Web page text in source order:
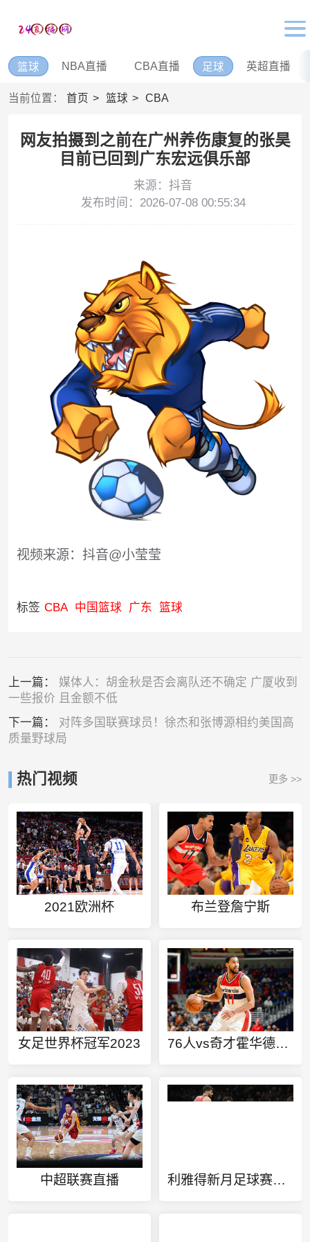
篮球 NBA直播 CBA直播 足球 英超直播
当前位置： 首页 篮球 CBA
网友拍摄到之前在广州养伤康复的张昊
目前已回到广东宏远俱乐部
来源：抖音
发布时间：2026-07-08 00:55:34
视频来源：抖音@小莹莹
标签 CBA 中国篮球 广东 篮球
上一篇： 媒体人：胡金秋是否会离队还不确定 广厦收到
一些报价 且金额不低
下一篇： 对阵多国联赛球员！徐杰和张博源相约美国高
质量野球局
热门视频 更多 >>
2021欧洲杯 布兰登詹宁斯
女足世界杯冠军2023 76人vs奇才霍华德集锦
中超联赛直播 利雅得新月足球赛事直播